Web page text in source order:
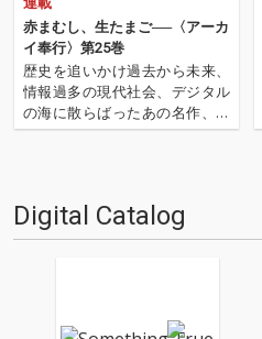
赤まむし、生たまご──〈アーカ
イ奉行〉第25巻
歴史を追いかけ過去から未来、
情報過多の現代社会、デジタル
の海に散らばったあの名作、こ
の名作たちをひとつにまとめる
は…'''1.過去作の最新リマスター
音源 2.これまで未配信…
Digital Catalog